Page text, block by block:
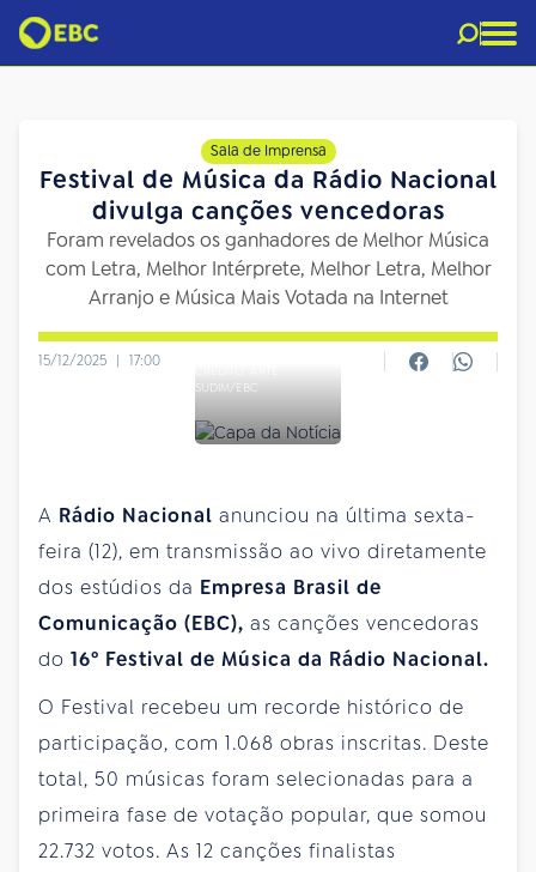
Sala de Imprensa
Festival de Música da Rádio Nacional
divulga canções vencedoras
Foram revelados os ganhadores de Melhor Música
com Letra, Melhor Intérprete, Melhor Letra, Melhor
Arranjo e Música Mais Votada na Internet
15/12/2025 | 17:00
SUDIM/EBC
A Rádio Nacional anunciou na última sexta-
feira (12), em transmissão ao vivo diretamente
dos estúdios da Empresa Brasil de
Comunicação (EBC), as canções vencedoras
do 16º Festival de Música da Rádio Nacional.
O Festival recebeu um recorde histórico de
participação, com 1.068 obras inscritas. Deste
total, 50 músicas foram selecionadas para a
primeira fase de votação popular, que somou
22.732 votos. As 12 canções finalistas